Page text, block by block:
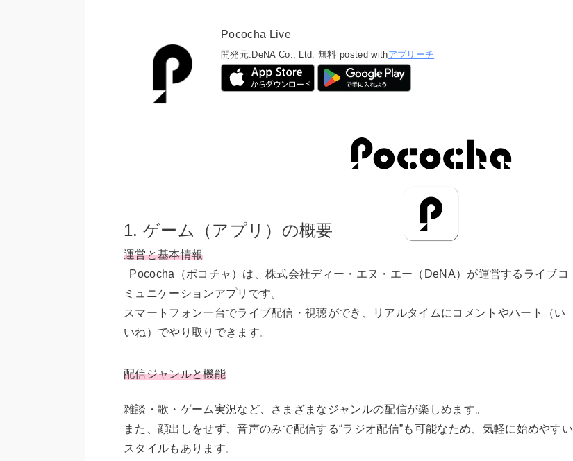
Pococha Live
開発元: DeNA Co., Ltd. 無料 posted withアプリーチ
1. ゲーム（アプリ）の概要
運営と基本情報
Pococha（ポコチャ）は、株式会社ディー・エヌ・エー（DeNA）が運営するライブコ
ミュニケーションアプリです。
スマートフォン一台でライブ配信・視聴ができ、リアルタイムにコメントやハート（い
いね）でやり取りできます。
配信ジャンルと機能
雑談・歌・ゲーム実況など、さまざまなジャンルの配信が楽しめます。
また、顔出しをせず、音声のみで配信する“ラジオ配信”も可能なため、気軽に始めやすい
スタイルもあります。